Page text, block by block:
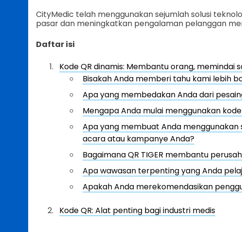
CityMedic telah menggunakan sejumlah solusi
pasar dan meningkatkan pengalaman pelanggan
Daftar isi
Kode QR dinamis: Membantu orang, memindai
Bisakah Anda memberi tahu kami lebih
Apa yang membedakan Anda dari
Mengapa Anda mulai menggunakan
Apa yang membuat Anda menggunakan
acara atau kampanye Anda?
Bagaimana QR TIGER membantu
Apa wawasan terpenting yang Anda
Apakah Anda merekomendasikan
Kode QR: Alat penting bagi industri medis